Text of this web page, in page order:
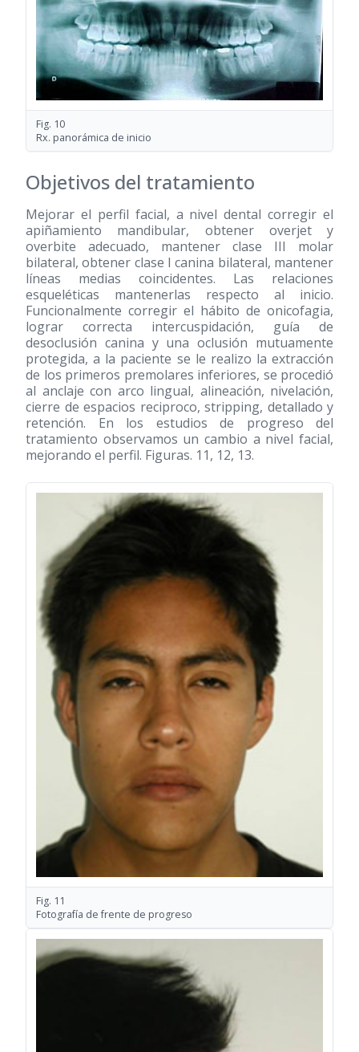
Fig. 10
Rx. panorámica de inicio
Objetivos del tratamiento
Mejorar el perfil facial, a nivel dental corregir el
apiñamiento mandibular, obtener overjet y
overbite adecuado, mantener clase III molar
bilateral, obtener clase I canina bilateral, mantener
líneas medias coincidentes. Las relaciones
esqueléticas mantenerlas respecto al inicio.
Funcionalmente corregir el hábito de onicofagia,
lograr correcta intercuspidación, guía de
desoclusión canina y una oclusión mutuamente
protegida, a la paciente se le realizo la extracción
de los primeros premolares inferiores, se procedió
al anclaje con arco lingual, alineación, nivelación,
cierre de espacios reciproco, stripping, detallado y
retención. En los estudios de progreso del
tratamiento observamos un cambio a nivel facial,
mejorando el perfil. Figuras. 11, 12, 13.
Fig. 11
Fotografía de frente de progreso